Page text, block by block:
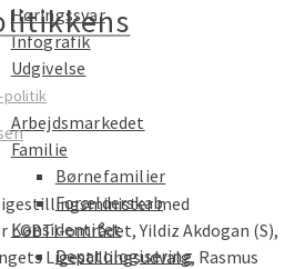
Høringssvar
Infografik
Udgivelse
politik
Arbejdsmarkedet
Familie
Børnefamilier
Forælderskab
Kønsidentitet
Depatologisering
med
området, Yildiz Akdogan (S),
Ligestillingsudvalg, Rasmus